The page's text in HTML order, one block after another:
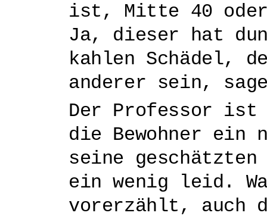
ist, Mitte 40 oder
Ja, dieser hat
kahlen Schädel,
anderer sein,
Der Professor
die Bewohner ein
seine
ein wenig leid.
vorerzählt, auch